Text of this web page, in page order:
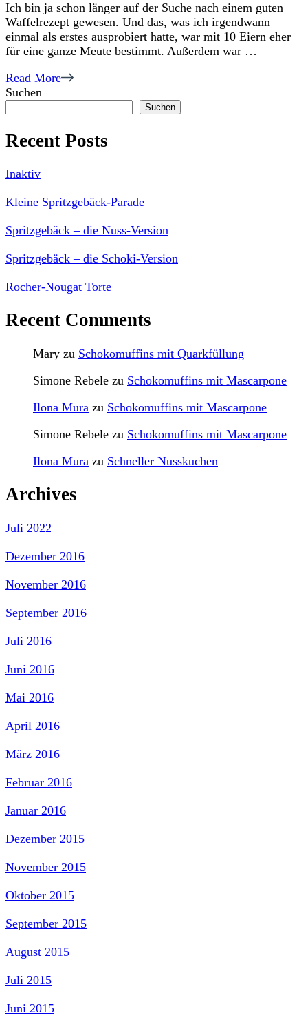
Ich bin ja schon länger auf der Suche nach einem guten
Waffelrezept gewesen. Und das, was ich irgendwann
einmal als erstes ausprobiert hatte, war mit 10 Eiern eher
für eine ganze Meute bestimmt. Außerdem war …
Read More
Suchen
Suchen
Recent Posts
Inaktiv
Kleine Spritzgebäck-Parade
Spritzgebäck – die Nuss-Version
Spritzgebäck – die Schoki-Version
Rocher-Nougat Torte
Recent Comments
Mary zu Schokomuffins mit Quarkfüllung
Simone Rebele zu Schokomuffins mit Mascarpone
Ilona Mura zu Schokomuffins mit Mascarpone
Simone Rebele zu Schokomuffins mit Mascarpone
Ilona Mura zu Schneller Nusskuchen
Archives
Juli 2022
Dezember 2016
November 2016
September 2016
Juli 2016
Juni 2016
Mai 2016
April 2016
März 2016
Februar 2016
Januar 2016
Dezember 2015
November 2015
Oktober 2015
September 2015
August 2015
Juli 2015
Juni 2015